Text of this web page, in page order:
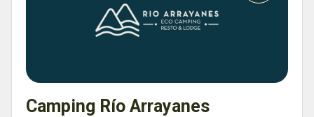
Camping Río Arrayanes